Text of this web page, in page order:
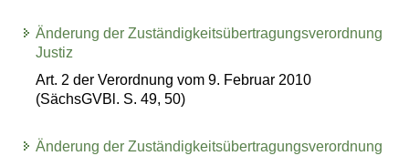
Änderung der Zuständigkeitsübertragungsverordnung
Justiz
Art. 2 der Verordnung vom 9. Februar 2010
(SächsGVBl. S. 49, 50)
Änderung der Zuständigkeitsübertragungsverordnung